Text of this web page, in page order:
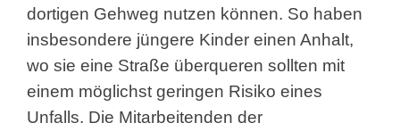
dortigen Gehweg nutzen können. So haben
insbesondere jüngere Kinder einen Anhalt,
wo sie eine Straße überqueren sollten mit
einem möglichst geringen Risiko eines
Unfalls. Die Mitarbeitenden der